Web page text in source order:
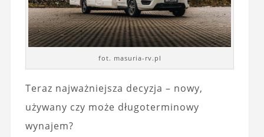
fot. masuria-rv.pl
Teraz najważniejsza decyzja – nowy,
używany czy może długoterminowy
wynajem?